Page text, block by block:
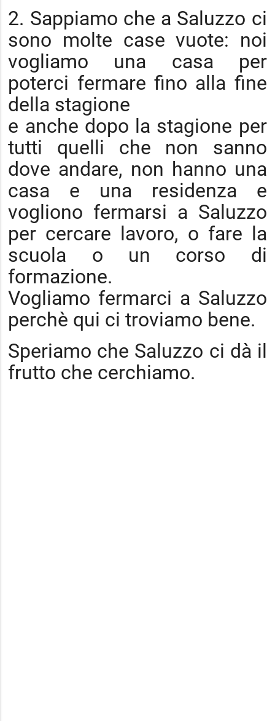
2. Sappiamo che a Saluzzo ci
sono molte case vuote: noi
vogliamo una casa per
poterci fermare fino alla fine
della stagione
e anche dopo la stagione per
tutti quelli che non sanno
dove andare, non hanno una
casa e una residenza e
vogliono fermarsi a Saluzzo
per cercare lavoro, o fare la
scuola o un corso di
formazione.
Vogliamo fermarci a Saluzzo
perchè qui ci troviamo bene.
Speriamo che Saluzzo ci dà il
frutto che cerchiamo.